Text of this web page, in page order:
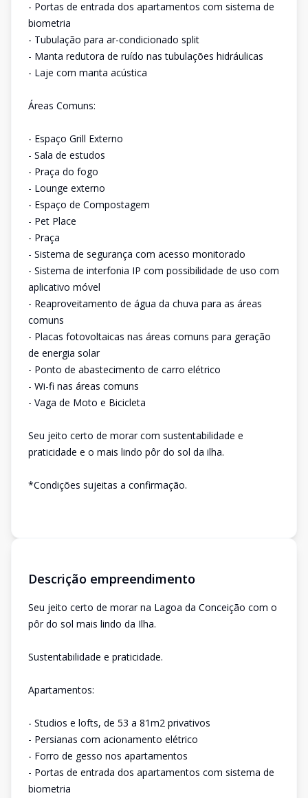
- Portas de entrada dos apartamentos com sistema de
biometria
- Tubulação para ar-condicionado split
- Manta redutora de ruído nas tubulações hidráulicas
- Laje com manta acústica
Áreas Comuns:
- Espaço Grill Externo
- Sala de estudos
- Praça do fogo
- Lounge externo
- Espaço de Compostagem
- Pet Place
- Praça
- Sistema de segurança com acesso monitorado
- Sistema de interfonia IP com possibilidade de uso com
aplicativo móvel
- Reaproveitamento de água da chuva para as áreas
comuns
- Placas fotovoltaicas nas áreas comuns para geração
de energia solar
- Ponto de abastecimento de carro elétrico
- Wi-fi nas áreas comuns
- Vaga de Moto e Bicicleta
Seu jeito certo de morar com sustentabilidade e
praticidade e o mais lindo pôr do sol da ilha.
*Condições sujeitas a confirmação.
Descrição empreendimento
Seu jeito certo de morar na Lagoa da Conceição com o
pôr do sol mais lindo da Ilha.
Sustentabilidade e praticidade.
Apartamentos:
- Studios e lofts, de 53 a 81m2 privativos
- Persianas com acionamento elétrico
- Forro de gesso nos apartamentos
- Portas de entrada dos apartamentos com sistema de
biometria